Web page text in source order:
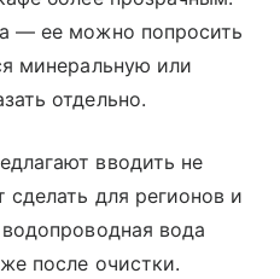
— ее можно попросить
минеральную или
отдельно.
вводить не
для регионов и
вода
после очистки.